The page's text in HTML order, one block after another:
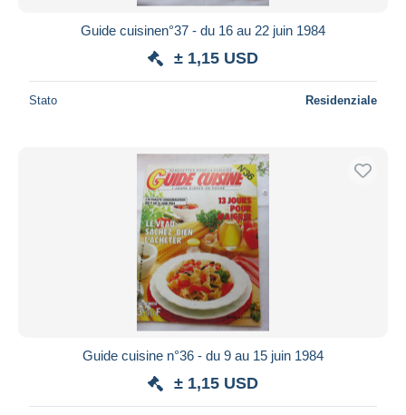
Guide cuisinen°37 - du 16 au 22 juin 1984
± 1,15 USD
Stato Residenziale
Guide cuisine n°36 - du 9 au 15 juin 1984
± 1,15 USD